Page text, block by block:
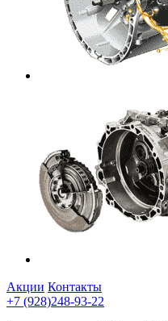
Акции Контакты
+7 (928)248-93-22